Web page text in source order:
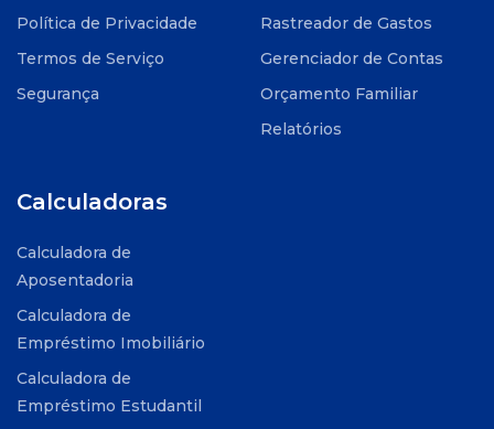
Política de Privacidade
Termos de Serviço
Segurança
Rastreador de Gastos
Gerenciador de Contas
Orçamento Familiar
Relatórios
Calculadoras
Calculadora de
Aposentadoria
Calculadora de
Empréstimo Imobiliário
Calculadora de
Empréstimo Estudantil